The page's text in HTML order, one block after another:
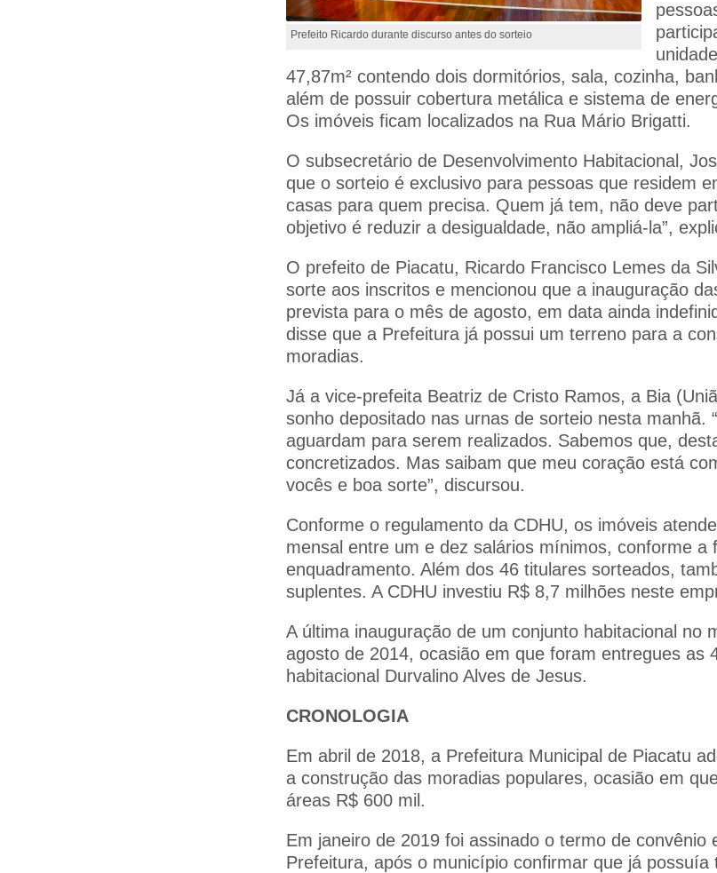
Prefeito Ricardo durante discurso antes do sorteio
47,87m² contendo dois dormitórios, sala, cozinha,
além de possuir cobertura metálica e sistema de
Os imóveis ficam localizados na Rua Mário Brigatti.
O subsecretário de Desenvolvimento Habitacional,
que o sorteio é exclusivo para pessoas que residem
casas para quem precisa. Quem já tem, não deve
objetivo é reduzir a desigualdade, não ampliá-la”,
O prefeito de Piacatu, Ricardo Francisco Lemes da
sorte aos inscritos e mencionou que a inauguração
prevista para o mês de agosto, em data ainda
disse que a Prefeitura já possui um terreno para a
moradias.
Já a vice-prefeita Beatriz de Cristo Ramos, a Bia
sonho depositado nas urnas de sorteio nesta manhã.
aguardam para serem realizados. Sabemos que,
concretizados. Mas saibam que meu coração está
vocês e boa sorte”, discursou.
Conforme o regulamento da CDHU, os imóveis
mensal entre um e dez salários mínimos, conforme a
enquadramento. Além dos 46 titulares sorteados,
suplentes. A CDHU investiu R$ 8,7 milhões neste
A última inauguração de um conjunto habitacional no
agosto de 2014, ocasião em que foram entregues as
habitacional Durvalino Alves de Jesus.
CRONOLOGIA
Em abril de 2018, a Prefeitura Municipal de Piacatu
a construção das moradias populares, ocasião em
áreas R$ 600 mil.
Em janeiro de 2019 foi assinado o termo de convênio
Prefeitura, após o município confirmar que já possuía